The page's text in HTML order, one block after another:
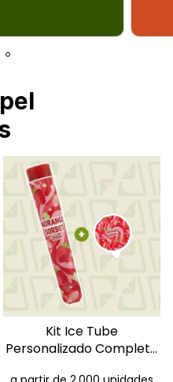
Kit Ice Tube
Personalizado Completo